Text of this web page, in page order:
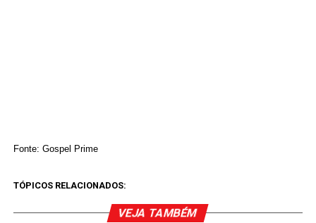
Fonte: Gospel Prime
TÓPICOS RELACIONADOS:
VEJA TAMBÉM